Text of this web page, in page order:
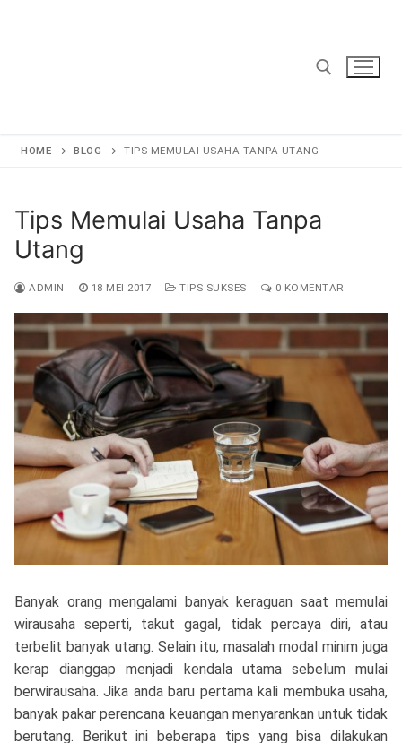
HOME BLOG TIPS MEMULAI USAHA TANPA UTANG
Tips Memulai Usaha Tanpa
Utang
ADMIN 18 MEI 2017 TIPS SUKSES 0 KOMENTAR
Banyak orang mengalami banyak keraguan saat memulai
wirausaha seperti, takut gagal, tidak percaya diri, atau
terbelit banyak utang. Selain itu, masalah modal minim juga
kerap dianggap menjadi kendala utama sebelum mulai
berwirausaha. Jika anda baru pertama kali membuka usaha,
banyak pakar perencana keuangan menyarankan untuk tidak
berutang. Berikut ini beberapa tips yang bisa dilakukan